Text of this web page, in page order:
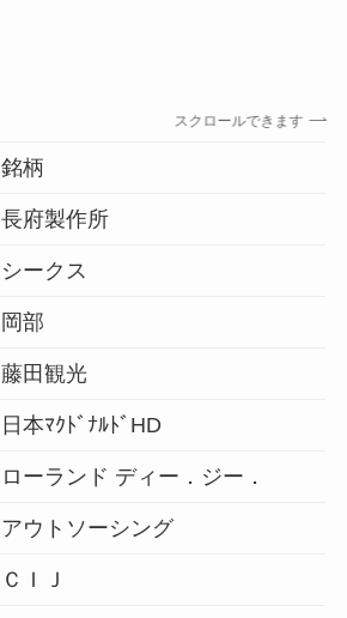
スクロールできます
銘柄
長府製作所
シークス
岡部
藤田観光
日本ﾏｸﾄﾞﾅﾙﾄﾞHD
ローランド ディー．ジー．
アウトソーシング
ＣＩＪ